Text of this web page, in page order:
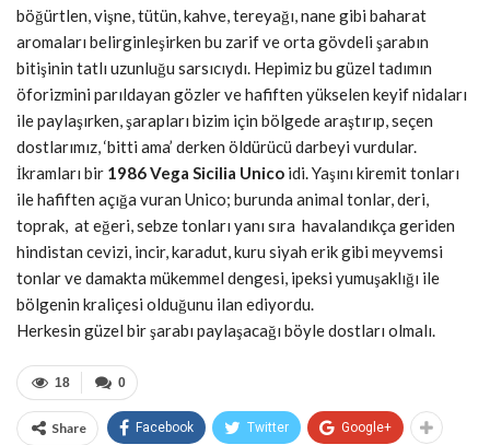
böğürtlen, vişne, tütün, kahve, tereyağı, nane gibi baharat
aromaları belirginleşirken bu zarif ve orta gövdeli şarabın
bitişinin tatlı uzunluğu sarsıcıydı. Hepimiz bu güzel tadımın
öforizmini parıldayan gözler ve hafiften yükselen keyif nidaları
ile paylaşırken, şarapları bizim için bölgede araştırıp, seçen
dostlarımız, ‘bitti ama’ derken öldürücü darbeyi vurdular.
İkramları bir 1986 Vega Sicilia Unico idi. Yaşını kiremit tonları
ile hafiften açığa vuran Unico; burunda animal tonlar, deri,
toprak, at eğeri, sebze tonları yanı sıra havalandıkça geriden
hindistan cevizi, incir, karadut, kuru siyah erik gibi meyvemsi
tonlar ve damakta mükemmel dengesi, ipeksi yumuşaklığı ile
bölgenin kraliçesi olduğunu ilan ediyordu.
Herkesin güzel bir şarabı paylaşacağı böyle dostları olmalı.
0
18
Share Facebook Twitter Google+